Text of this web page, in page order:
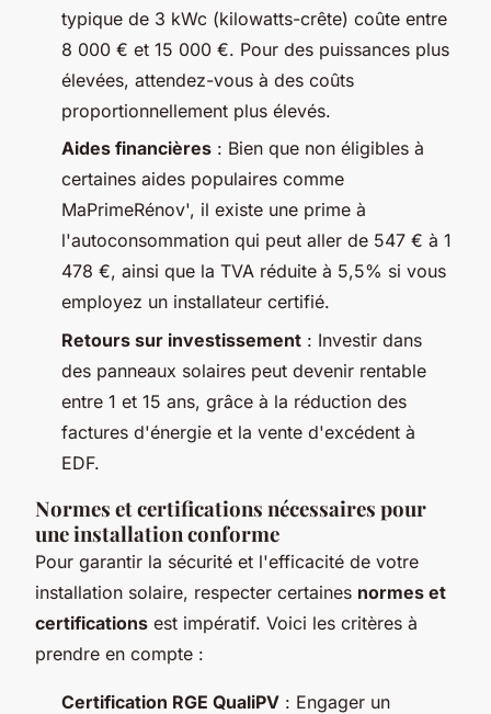
typique de 3 kWc (kilowatts-crête) coûte entre
8 000 € et 15 000 €. Pour des puissances plus
élevées, attendez-vous à des coûts
proportionnellement plus élevés.
Aides financières : Bien que non éligibles à
certaines aides populaires comme
MaPrimeRénov', il existe une prime à
l'autoconsommation qui peut aller de 547 € à 1
478 €, ainsi que la TVA réduite à 5,5% si vous
employez un installateur certifié.
Retours sur investissement : Investir dans
des panneaux solaires peut devenir rentable
entre 1 et 15 ans, grâce à la réduction des
factures d'énergie et la vente d'excédent à
EDF.
Normes et certifications nécessaires pour
une installation conforme
Pour garantir la sécurité et l'efficacité de votre
installation solaire, respecter certaines normes et
certifications est impératif. Voici les critères à
prendre en compte :
Certification RGE QualiPV : Engager un